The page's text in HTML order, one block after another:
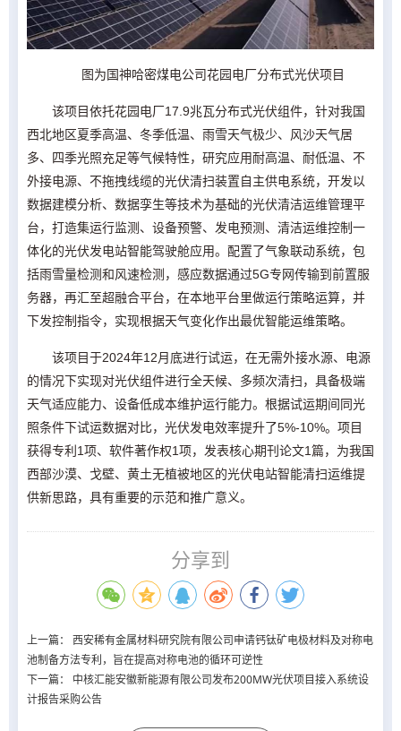
图为国神哈密煤电公司花园电厂分布式光伏项目
该项目依托花园电厂17.9兆瓦分布式光伏组件，针对我国
西北地区夏季高温、冬季低温、雨雪天气极少、风沙天气居
多、四季光照充足等气候特性，研究应用耐高温、耐低温、不
外接电源、不拖拽线缆的光伏清扫装置自主供电系统，开发以
数据建模分析、数据孪生等技术为基础的光伏清洁运维管理平
台，打造集运行监测、设备预警、发电预测、清洁运维控制一
体化的光伏发电站智能驾驶舱应用。配置了气象联动系统，包
括雨雪量检测和风速检测，感应数据通过5G专网传输到前置服
务器，再汇至超融合平台，在本地平台里做运行策略运算，并
下发控制指令，实现根据天气变化作出最优智能运维策略。
该项目于2024年12月底进行试运，在无需外接水源、电源
的情况下实现对光伏组件进行全天候、多频次清扫，具备极端
天气适应能力、设备低成本维护运行能力。根据试运期间同光
照条件下试运数据对比，光伏发电效率提升了5%-10%。项目
获得专利1项、软件著作权1项，发表核心期刊论文1篇，为我国
西部沙漠、戈壁、黄土无植被地区的光伏电站智能清扫运维提
供新思路，具有重要的示范和推广意义。
分享到
上一篇： 西安稀有金属材料研究院有限公司申请钙钛矿电极材料及对称电
池制备方法专利，旨在提高对称电池的循环可逆性
下一篇： 中核汇能安徽新能源有限公司发布200MW光伏项目接入系统设
计报告采购公告